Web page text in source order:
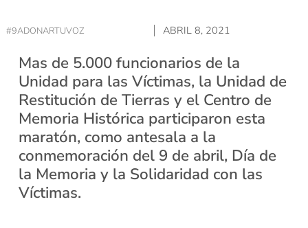
#9ADONARTUVOZ ABRIL 8, 2021
Mas de 5.000 funcionarios de la
Unidad para las Víctimas, la Unidad de
Restitución de Tierras y el Centro de
Memoria Histórica participaron esta
maratón, como antesala a la
conmemoración del 9 de abril, Día de
la Memoria y la Solidaridad con las
Víctimas.